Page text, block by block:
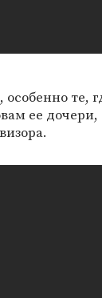
те,
ее